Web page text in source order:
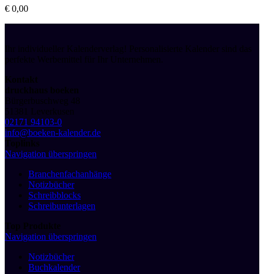
€ 0,00
Ihr individueller Kalenderverlag! Personalisierte Kalender sind das
perfekte Werbemittel für Ihr Unternehmen.
Kontakt
druckhaus boeken
Bürgerbuschweg 48
51381 Leverkusen
02171 94103-0
info@boeken-kalender.de
Toplinks
Navigation überspringen
Branchenfachanhänge
Notizbücher
Schreibblocks
Schreibunterlagen
Top Produkte
Navigation überspringen
Notizbücher
Buchkalender